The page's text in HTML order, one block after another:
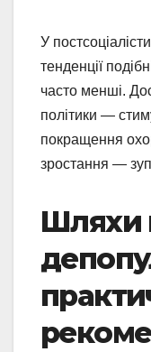
У
тенденції
часто менші.
політики —
покращення
зростання —
Шляхи